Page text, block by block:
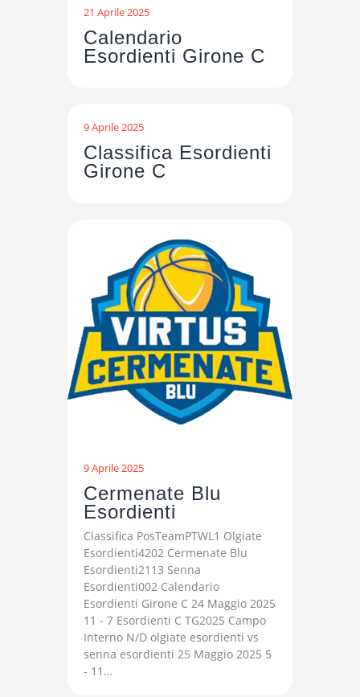
21 Aprile 2025
Calendario
Esordienti Girone C
9 Aprile 2025
Classifica Esordienti
Girone C
9 Aprile 2025
Cermenate Blu
Esordienti
Classifica PosTeamPTWL1 Olgiate
Esordienti4202 Cermenate Blu
Esordienti2113 Senna
Esordienti002 Calendario
Esordienti Girone C 24 Maggio 2025
11 - 7 Esordienti C TG2025 Campo
Interno N/D olgiate esordienti vs
senna esordienti 25 Maggio 2025 5
- 11…